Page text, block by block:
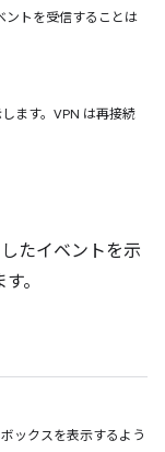
ントを受信することは
ます。VPN は再接続
たイベントを示
。
ックスを表示するよう